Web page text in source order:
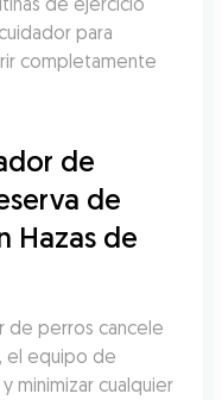
para
completamente
de
de
Hazas de
de perros cancele
el equipo de
minimizar cualquier